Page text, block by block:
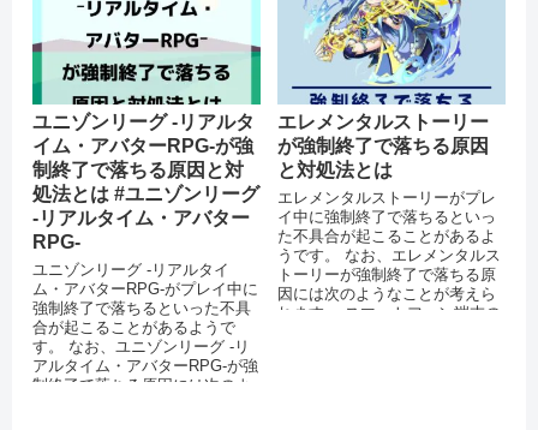
ユニゾンリーグ -リアルタ
イム・アバターRPG-が強
制終了で落ちる原因と対
処法とは #ユニゾンリーグ
-リアルタイム・アバター
RPG-
ユニゾンリーグ -リアルタイ
ム・アバターRPG-がプレイ中に
強制終了で落ちるといった不具
合が起こることがあるようで
す。 なお、ユニゾンリーグ -リ
アルタイム・アバターRPG-が強
制終了で落ちる原因には次のよ
エレメンタルストーリー
が強制終了で落ちる原因
と対処法とは
エレメンタルストーリーがプレ
イ中に強制終了で落ちるといっ
た不具合が起こることがあるよ
うです。 なお、エレメンタルス
トーリーが強制終了で落ちる原
因には次のようなことが考えら
れます。 スマートフォン端末の